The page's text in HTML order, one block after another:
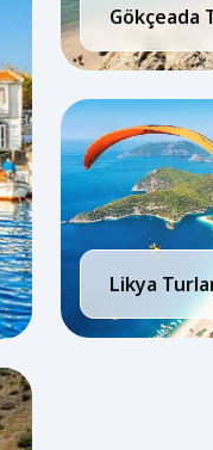
Gökçeada
Likya